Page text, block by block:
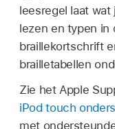
leesregel laat
lezen en typen in
braillekortschrift
brailletabellen
Zie het Apple
iPod touch
met